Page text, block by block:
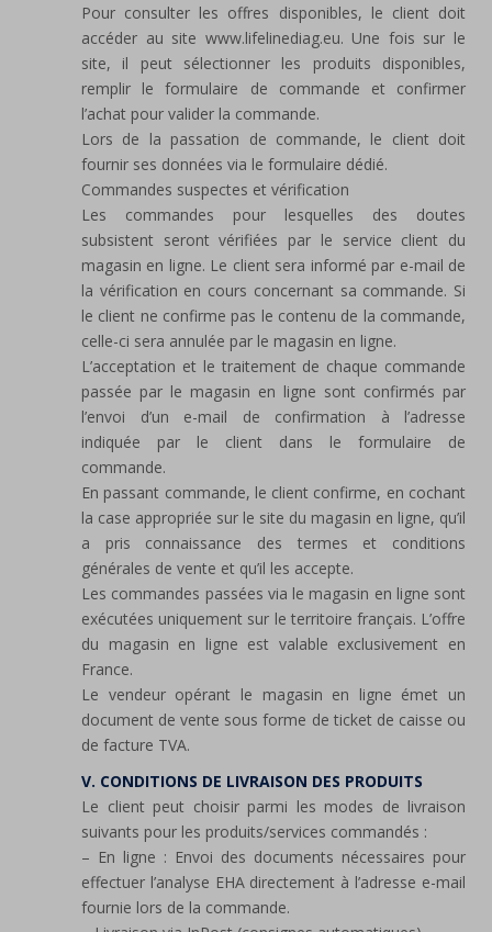
Pour consulter les offres disponibles, le client doit
accéder au site www.lifelinediag.eu. Une fois sur le
site, il peut sélectionner les produits disponibles,
remplir le formulaire de commande et confirmer
l’achat pour valider la commande.
Lors de la passation de commande, le client doit
fournir ses données via le formulaire dédié.
Commandes suspectes et vérification
Les commandes pour lesquelles des doutes
subsistent seront vérifiées par le service client du
magasin en ligne. Le client sera informé par e-mail de
la vérification en cours concernant sa commande. Si
le client ne confirme pas le contenu de la commande,
celle-ci sera annulée par le magasin en ligne.
L’acceptation et le traitement de chaque commande
passée par le magasin en ligne sont confirmés par
l’envoi d’un e-mail de confirmation à l’adresse
indiquée par le client dans le formulaire de
commande.
En passant commande, le client confirme, en cochant
la case appropriée sur le site du magasin en ligne, qu’il
a pris connaissance des termes et conditions
générales de vente et qu’il les accepte.
Les commandes passées via le magasin en ligne sont
exécutées uniquement sur le territoire français. L’offre
du magasin en ligne est valable exclusivement en
France.
Le vendeur opérant le magasin en ligne émet un
document de vente sous forme de ticket de caisse ou
de facture TVA.
V. CONDITIONS DE LIVRAISON DES PRODUITS
Le client peut choisir parmi les modes de livraison
suivants pour les produits/services commandés :
– En ligne : Envoi des documents nécessaires pour
effectuer l’analyse EHA directement à l’adresse e-mail
fournie lors de la commande.